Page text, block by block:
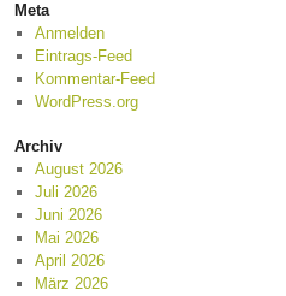
Meta
Anmelden
Eintrags-Feed
Kommentar-Feed
WordPress.org
Archiv
August 2026
Juli 2026
Juni 2026
Mai 2026
April 2026
März 2026